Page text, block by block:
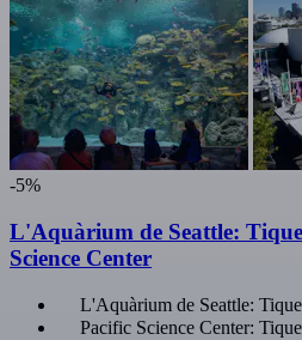
-5%
L'Aquàrium de Seattle:
Science Center
L'Aquàrium de Seattle:
Pacific Science Center: